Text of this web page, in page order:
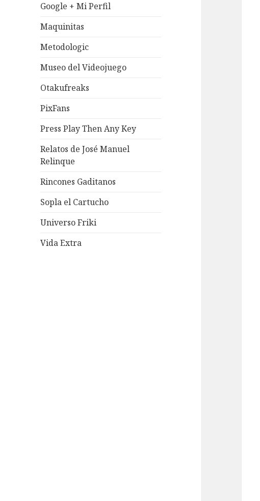
Google + Mi Perfil
Maquinitas
Metodologic
Museo del Videojuego
Otakufreaks
PixFans
Press Play Then Any Key
Relatos de José Manuel
Relinque
Rincones Gaditanos
Sopla el Cartucho
Universo Friki
Vida Extra